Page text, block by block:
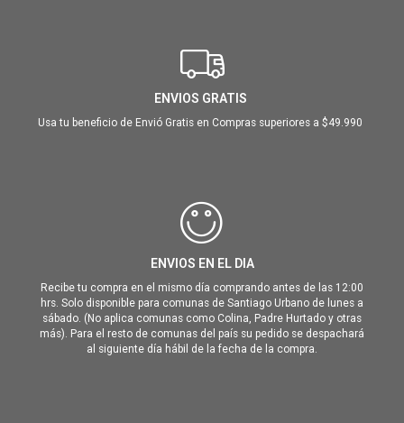
ENVIOS GRATIS
Usa tu beneficio de Envió Gratis en Compras superiores a $49.990
ENVIOS EN EL DIA
Recibe tu compra en el mismo día comprando antes de las 12:00
hrs. Solo disponible para comunas de Santiago Urbano de lunes a
sábado. (No aplica comunas como Colina, Padre Hurtado y otras
más). Para el resto de comunas del país su pedido se despachará
al siguiente día hábil de la fecha de la compra.